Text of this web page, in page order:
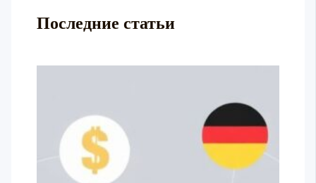
Последние статьи